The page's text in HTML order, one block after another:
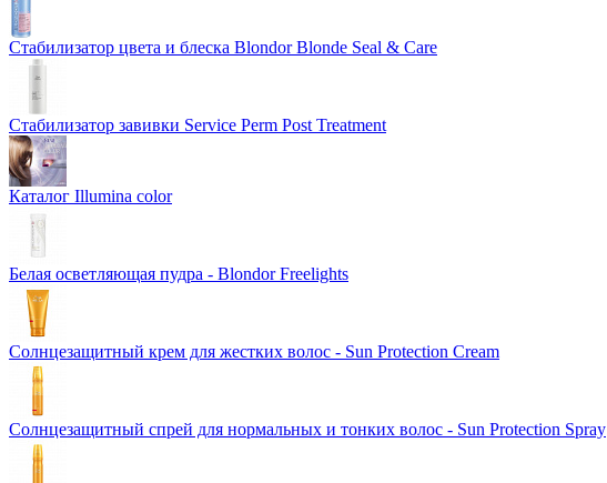
Стабилизатор цвета и блеска Blondor Blonde Seal & Care
Стабилизатор завивки Service Perm Post Treatment
Каталог Illumina color
Белая осветляющая пудра - Blondor Freelights
Солнцезащитный крем для жестких волос - Sun Protection Cream
Солнцезащитный спрей для нормальных и тонких волос - Sun Protection Spray